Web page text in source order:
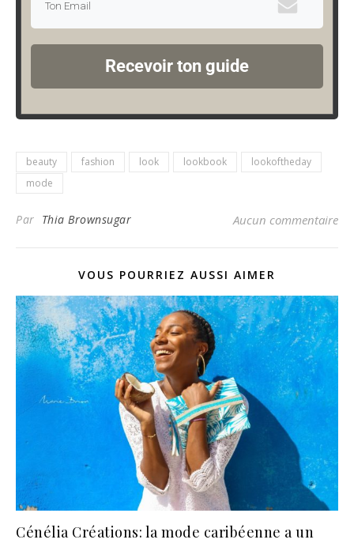
Recevoir ton guide
beauty fashion look lookbook
lookoftheday
mode
Par Thia Brownsugar Aucun commentaire
VOUS POURRIEZ AUSSI AIMER
Cénélia Créations: la mode caribéenne a un